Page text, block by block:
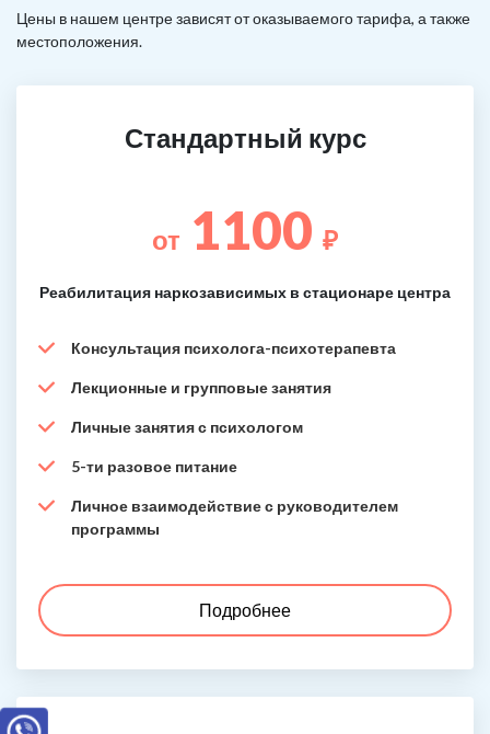
Цены в нашем центре зависят от оказываемого тарифа, а также
местоположения.
Стандартный курс
от 1100 ₽
Реабилитация наркозависимых в стационаре центра
Консультация психолога-психотерапевта
Лекционные и групповые занятия
Личные занятия с психологом
5-ти разовое питание
Личное взаимодействие с руководителем
программы
Подробнее